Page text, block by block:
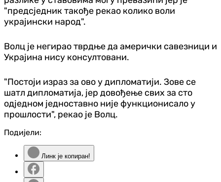
"предсједник такође рекао колико воли
украјински народ".
Волц је негирао тврдње да амерички савезници и
Украјина нису консултовани.
"Постоји израз за ово у дипломатији. Зове се
шатл дипломатија, јер довођење свих за сто
одједном једноставно није функционисало у
прошлости", рекао је Волц.
Подијели:
Линк је копиран!